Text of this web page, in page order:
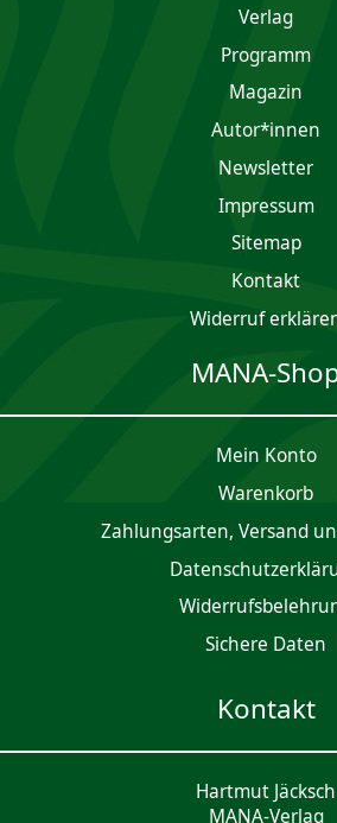
Verlag
Programm
Magazin
Autor*innen
Newsletter
Impres­sum
Sitemap
Kontakt
Widerruf
MANA-
Mein Konto
Waren­korb
Zahlungsarten, Versand
Sichere Daten
Kontakt
Hartmut Jäcksch
MANA-Verlag